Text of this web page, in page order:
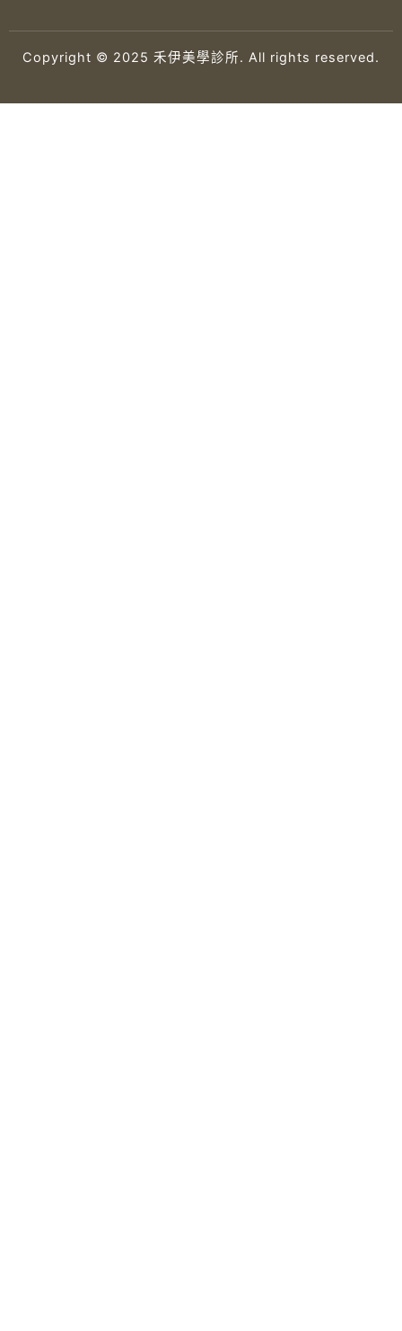
Copyright © 2025 禾伊美學診所. All rights reserved.